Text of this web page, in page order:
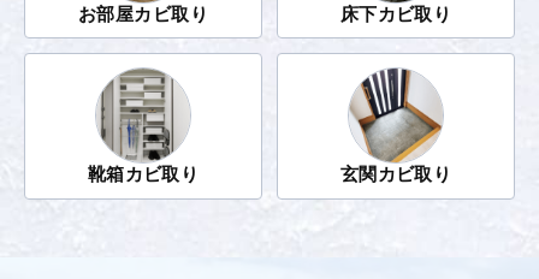
お部屋カビ取り 床下カビ取り
靴箱カビ取り 玄関カビ取り